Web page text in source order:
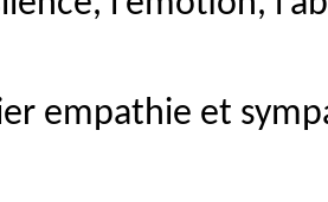
empathie et